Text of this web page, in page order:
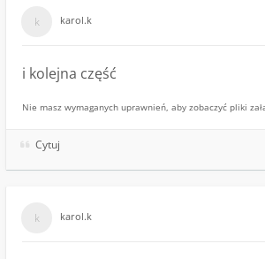
karol.k
i kolejna część
Nie masz wymaganych uprawnień, aby zobaczyć pliki
Cytuj
karol.k